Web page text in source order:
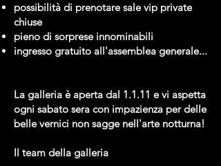
possibilità di prenotare sale vip private
chiuse
pieno di sorprese innominabili
ingresso gratuito all'assemblea generale...
La galleria è aperta dal 1.1.11 e vi aspetta
ogni sabato sera con impazienza per delle
belle vernici non sagge nell'arte notturna!
Il team della galleria